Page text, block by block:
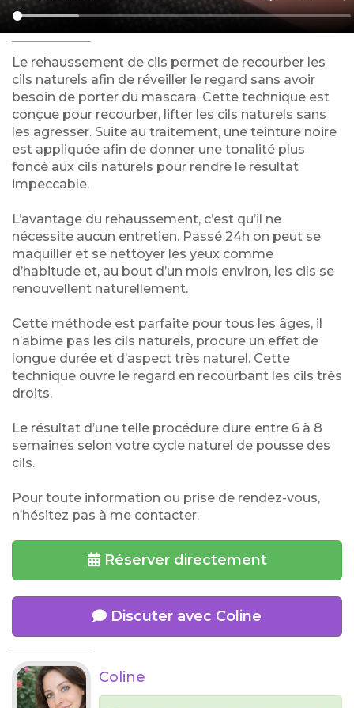
Le rehaussement de cils permet de recourber les
cils naturels afin de réveiller le regard sans avoir
besoin de porter du mascara. Cette technique est
conçue pour recourber, lifter les cils naturels sans
les agresser. Suite au traitement, une teinture noire
est appliquée afin de donner une tonalité plus
foncé aux cils naturels pour rendre le résultat
impeccable.
L’avantage du rehaussement, c’est qu’il ne
nécessite aucun entretien. Passé 24h on peut se
maquiller et se nettoyer les yeux comme
d’habitude et, au bout d’un mois environ, les cils se
renouvellent naturellement.
Cette méthode est parfaite pour tous les âges, il
n’abime pas les cils naturels, procure un effet de
longue durée et d’aspect très naturel. Cette
technique ouvre le regard en recourbant les cils très
droits.
Le résultat d’une telle procédure dure entre 6 à 8
semaines selon votre cycle naturel de pousse des
cils.
Pour toute information ou prise de rendez-vous,
n’hésitez pas à me contacter.
Réserver directement
Discuter avec Coline
Coline